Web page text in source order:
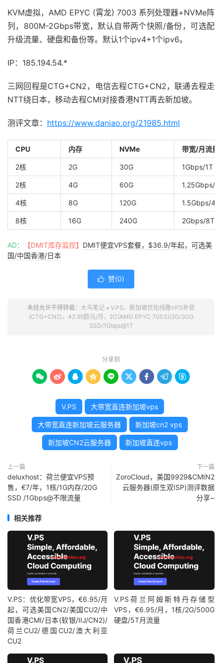
KVM虚拟，AMD EPYC (霄龙) 7003 系列处理器+NVMe阵
列，800M-2Gbps带宽，默认自带两个快照/备份，可选配
升级流量、硬盘和备份等。默认1个ipv4+1个ipv6。
IP：185.194.54.*
三网回程是CTG+CN2，电信去程CTG+CN2，联通去程走
NTT绕日本，移动去程CMI对接香港NTT再去新加坡。
测评文章： https://www.daniao.org/21985.html
CPU 内存 NVMe 带宽/月流量
2核 2G 30G 1Gbps/1T
2核 4G 60G 1.25Gbps/
4核 8G 120G 1.5Gbps/4T
8核 16G 240G 2Gbps/8T
AD： 【DMIT库存监控】 DMIT便宜VPS套餐，$36.9/年起，可选美
国/中国香港/日本
 赞(0)
未经允许不得转载： 大鸟笔记 » V.PS，新加坡优化线路VPS补货
(CTG+CN2)，42.95欧元/月，2C(AMD EPYC 7003)/2G/30G
SSD/1Gbps@1T
分享到
        
V.PS 大带宽直连新加坡vps
大带宽直连新加坡云服务器 新加坡cn2 vps
新加坡CN2云服务器 新加坡直连vps
上一篇
deluxhost：荷兰便宜VPS预
售，€7/年，1核/1G内存/20G
SSD /1Gbps@不限流量
下一篇
ZoroCloud，美国9929&CMIN2
云服务器(原生双ISP)测评数据
分享~
相关推荐
V.PS：优化带宽VPS，€6.95/月
起，可选美国CN2/美国CU2/中
国香港CMI/日本(软银/IIJ/CN2)/
荷兰CU2/德国CU2/澳大利亚
CU2
V.PS荷兰阿姆斯特丹存储型
VPS，€6.95/月，1核/2G/500G
硬盘/5T月流量